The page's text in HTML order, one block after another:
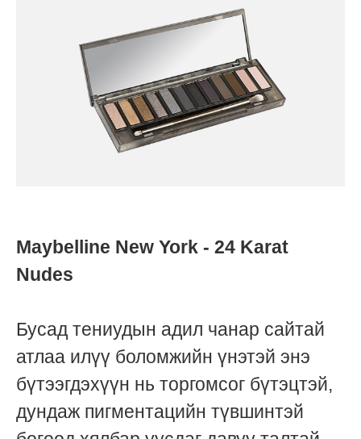
Maybelline New York - 24 Karat
Nudes
Бусад тениудын адил чанар сайтай
атлаа илүү боломжийн үнэтэй энэ
бүтээгдэхүүн нь торгомсог бүтэцтэй,
дундаж пигментацийн түвшинтэй